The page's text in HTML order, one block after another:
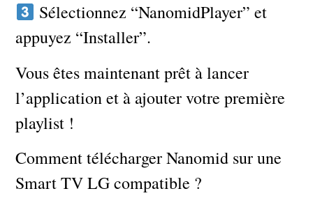
Sélectionnez “NanomidPlayer” et
appuyez “Installer”.
Vous êtes maintenant prêt à lancer
l’application et à ajouter votre première
playlist !
Comment télécharger Nanomid sur une
Smart TV LG compatible ?